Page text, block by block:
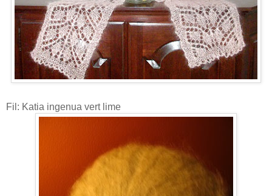
Fil: Katia ingenua vert lime